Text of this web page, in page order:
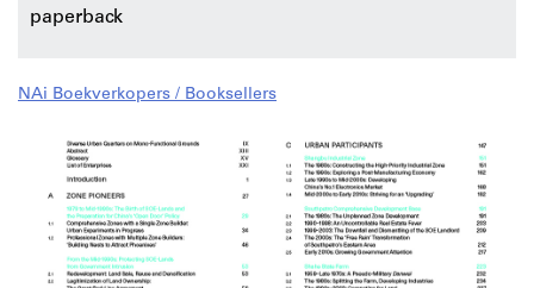
paperback
NAi Boekverkopers / Booksellers